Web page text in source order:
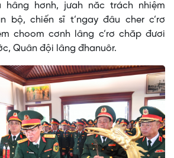
hâng hơnh, jưah năc trách nhiệm
bộ, chiến sĩ t’ngay đâu cher c’rơ
choom cơnh lâng c’rơ chăp đươi
Quân đội lâng đhanuôr.